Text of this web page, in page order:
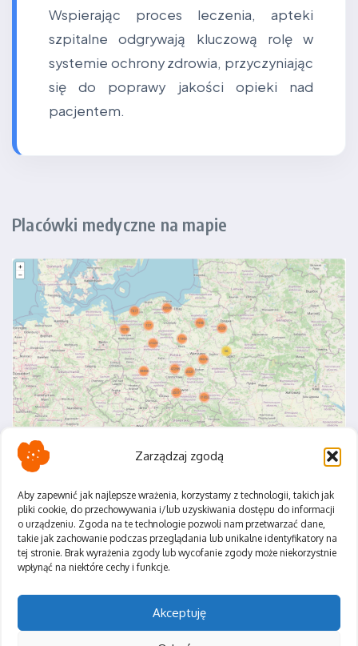
Zarządzaj zgodą
Aby zapewnić jak najlepsze wrażenia, korzystamy z technologii, takich jak
pliki cookie, do przechowywania i/lub uzyskiwania dostępu do informacji
o urządzeniu. Zgoda na te technologie pozwoli nam przetwarzać dane,
takie jak zachowanie podczas przeglądania lub unikalne identyfikatory na
tej stronie. Brak wyrażenia zgody lub wycofanie zgody może niekorzystnie
wpłynąć na niektóre cechy i funkcje.
Akceptuję
Wspierając proces leczenia, apteki
szpitalne odgrywają kluczową rolę w
systemie ochrony zdrowia, przyczyniając
się do poprawy jakości opieki nad
pacjentem.
Placówki medyczne na mapie
Polityka Prywatności
Regulamin